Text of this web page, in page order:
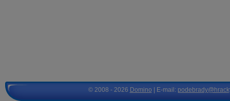
© 2008 - 2026 Domino | E-mail: